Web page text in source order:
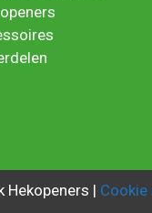
Hekopeners |